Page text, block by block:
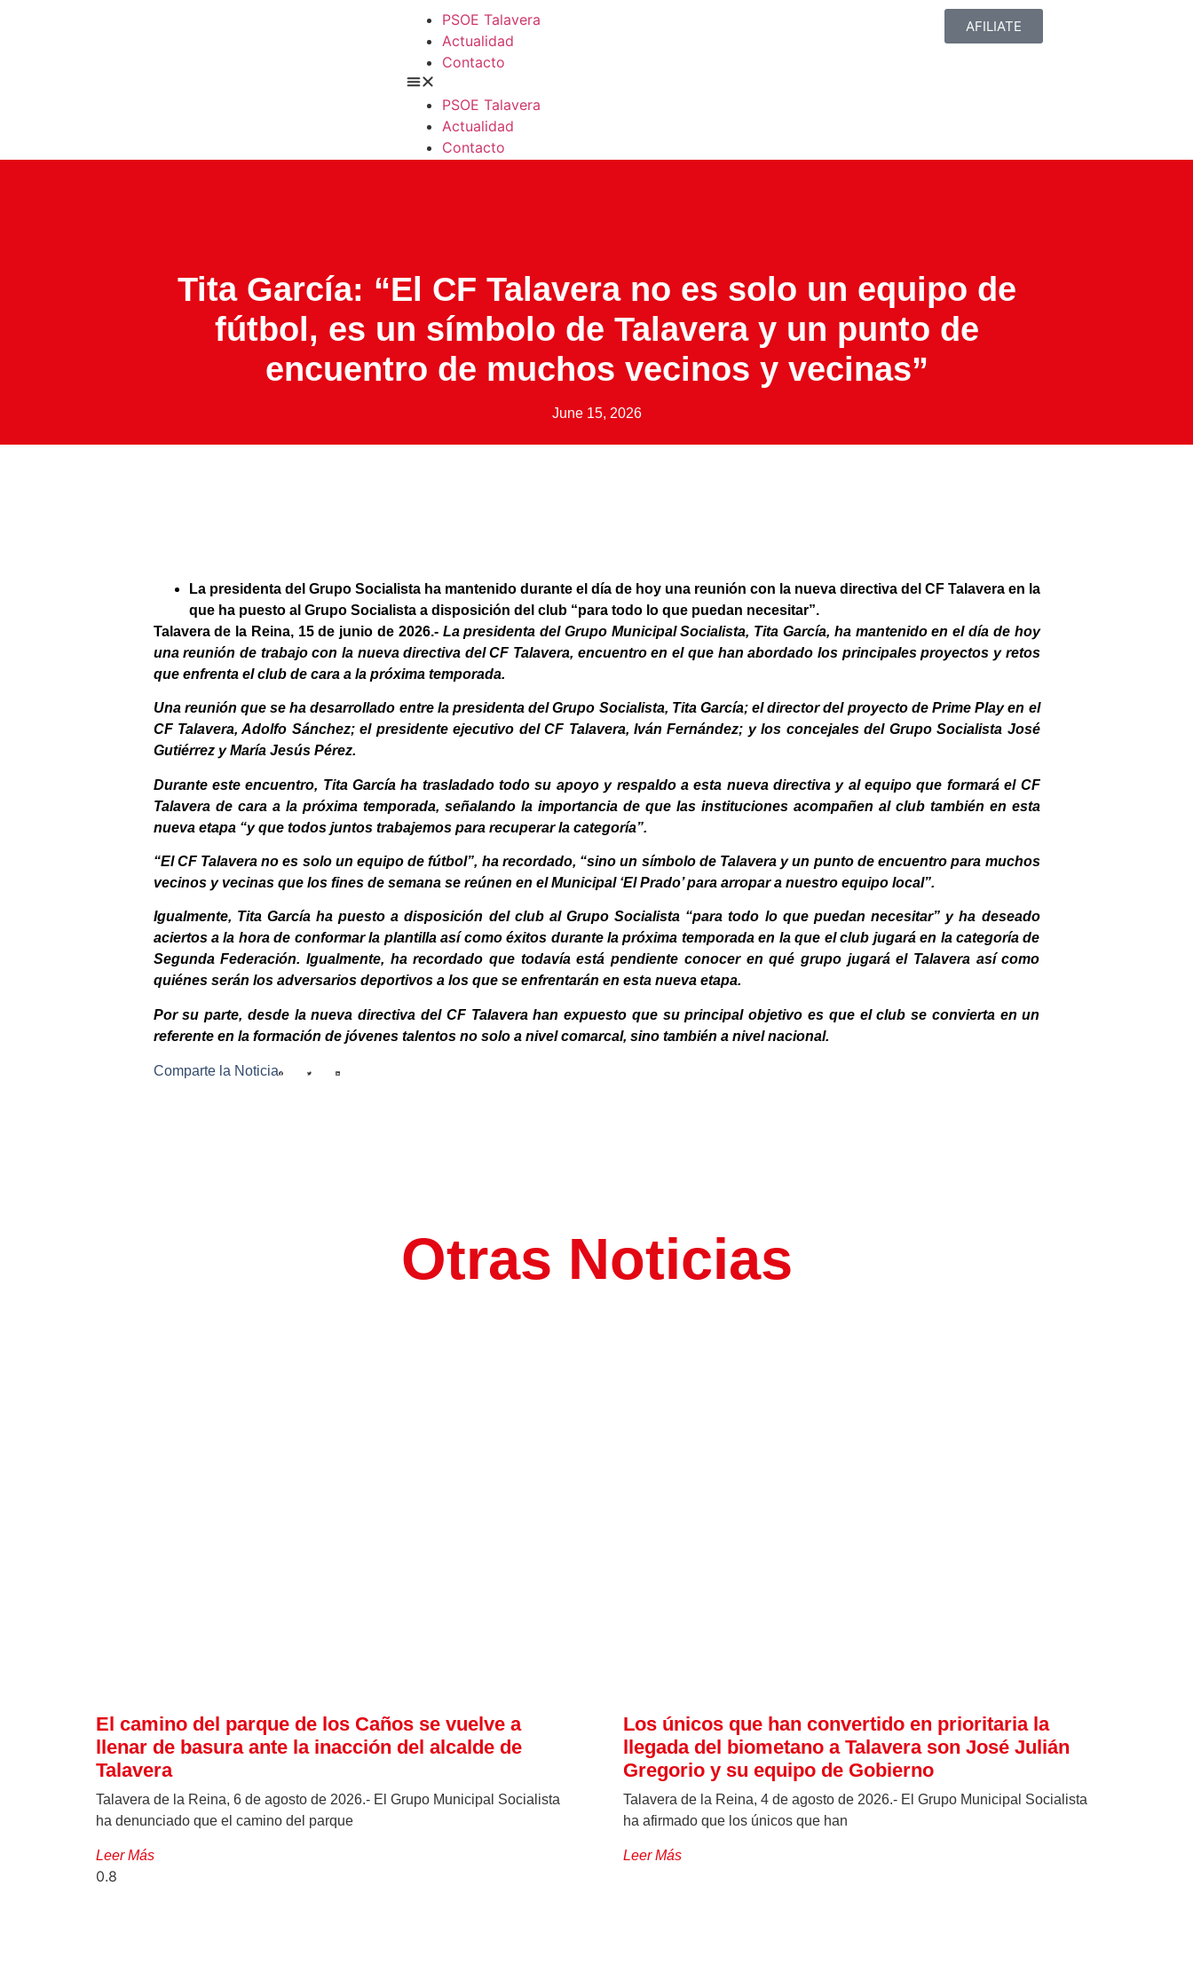
PSOE Talavera
Actualidad
Contacto
PSOE Talavera
Actualidad
Contacto
AFILIATE
Tita García: “El CF Talavera no es solo un equipo de
fútbol, es un símbolo de Talavera y un punto de
encuentro de muchos vecinos y vecinas”
June 15, 2026
La presidenta del Grupo Socialista ha mantenido durante el día de hoy una reunión con la nueva directiva del CF Talavera en la
que ha puesto al Grupo Socialista a disposición del club “para todo lo que puedan necesitar”.
Talavera de la Reina, 15 de junio de 2026.- La presidenta del Grupo Municipal Socialista, Tita García, ha mantenido en el día de hoy
una reunión de trabajo con la nueva directiva del CF Talavera, encuentro en el que han abordado los principales proyectos y retos
que enfrenta el club de cara a la próxima temporada.
Una reunión que se ha desarrollado entre la presidenta del Grupo Socialista, Tita García; el director del proyecto de Prime Play en el
CF Talavera, Adolfo Sánchez; el presidente ejecutivo del CF Talavera, Iván Fernández; y los concejales del Grupo Socialista José
Gutiérrez y María Jesús Pérez.
Durante este encuentro, Tita García ha trasladado todo su apoyo y respaldo a esta nueva directiva y al equipo que formará el CF
Talavera de cara a la próxima temporada, señalando la importancia de que las instituciones acompañen al club también en esta
nueva etapa “y que todos juntos trabajemos para recuperar la categoría”.
“El CF Talavera no es solo un equipo de fútbol”, ha recordado, “sino un símbolo de Talavera y un punto de encuentro para muchos
vecinos y vecinas que los fines de semana se reúnen en el Municipal ‘El Prado’ para arropar a nuestro equipo local”.
Igualmente, Tita García ha puesto a disposición del club al Grupo Socialista “para todo lo que puedan necesitar” y ha deseado
aciertos a la hora de conformar la plantilla así como éxitos durante la próxima temporada en la que el club jugará en la categoría de
Segunda Federación. Igualmente, ha recordado que todavía está pendiente conocer en qué grupo jugará el Talavera así como
quiénes serán los adversarios deportivos a los que se enfrentarán en esta nueva etapa.
Por su parte, desde la nueva directiva del CF Talavera han expuesto que su principal objetivo es que el club se convierta en un
referente en la formación de jóvenes talentos no solo a nivel comarcal, sino también a nivel nacional.
Comparte la Noticia
Otras Noticias
El camino del parque de los Caños se vuelve a
llenar de basura ante la inacción del alcalde de
Talavera
Talavera de la Reina, 6 de agosto de 2026.- El Grupo Municipal Socialista
ha denunciado que el camino del parque
Leer Más
Los únicos que han convertido en prioritaria la
llegada del biometano a Talavera son José Julián
Gregorio y su equipo de Gobierno
Talavera de la Reina, 4 de agosto de 2026.- El Grupo Municipal Socialista
ha afirmado que los únicos que han
Leer Más